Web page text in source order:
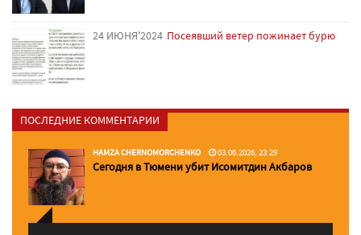
24 ИЮНЯ'2024 Посеявший ветер пожинает бурю
ПОСЛЕДНИЕ КОММЕНТАРИИ
HAMZA CHERNOMORCHENKO 03.06.2026, 23:29
Сегодня в Тюмени убит Исомитдин Акбаров